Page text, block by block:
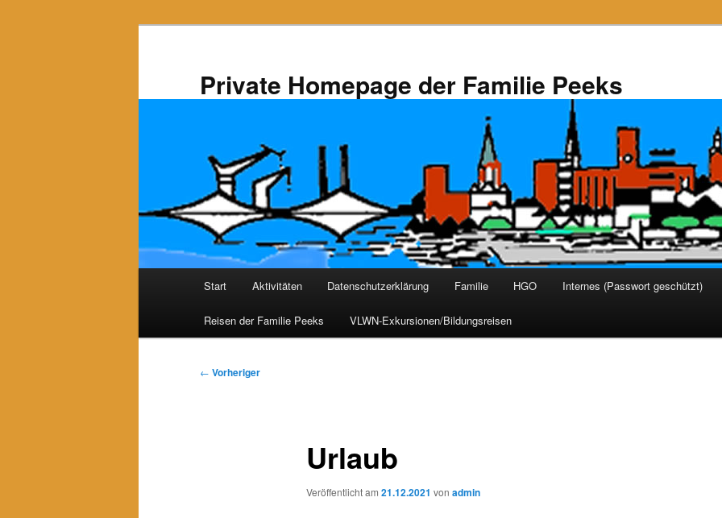
Private Homepage der Familie Peeks
Start Aktivitäten Datenschutzerklärung Familie HGO Internes (Passwort geschützt)
Reisen der Familie Peeks VLWN-Exkursionen/Bildungsreisen
Beitragsnavigation
← Vorheriger
Urlaub
Veröffentlicht am 21.12.2021 von admin